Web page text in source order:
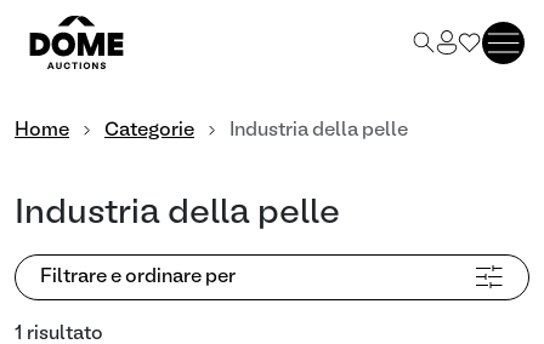
Home Categorie Industria della pelle
Industria della pelle
Filtrare e ordinare per
1 risultato